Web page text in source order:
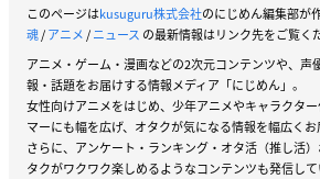
このページはkusuguru株式会社のにじめん編集部が
魂/アニメ/ニュース の最新情報はリンク先をご覧く
アニメ・ゲーム・漫画などの2次元コンテンツや、声
報・話題をお届けする情報メディア「にじめん」。
女性向けアニメをはじめ、少年アニメやキャラクタ
マーにも幅を広げ、オタクが気になる情報を幅広くお
さらに、アンケート・ランキング・オタ活（推し活
タクがワクワク楽しめるようなコンテンツも発信して